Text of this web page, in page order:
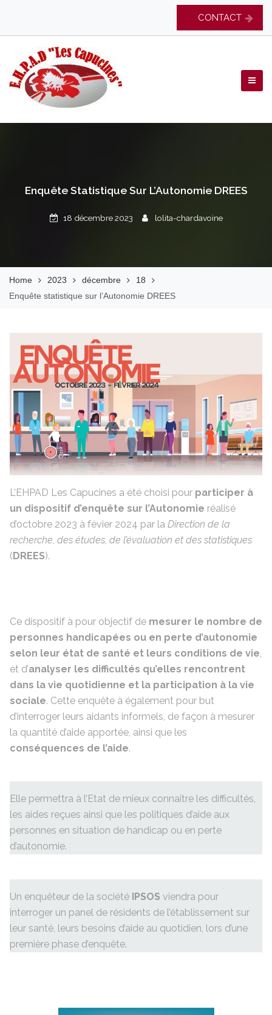
content
CONTACT
EHPAD Les Capucines
Enquête Statistique Sur L’Autonomie DREES
18 décembre 2023 lolita-chardavoine
Home 2023 décembre
18
Enquête statistique sur l’Autonomie DREES
L’EHPAD Les Capucines a été choisi pour participer à
un dispositif d’enquête sur l’Autonomie réalisé
d’octobre 2023 à févier 2024 par la Direction de la
recherche, des études, de l’évaluation et des statistiques
(DREES).
Ce dispositif à pour objectif de mesurer le nombre de
personnes handicapées ou en perte d’autonomie
selon leur état de santé et leurs conditions de vie,
et d’analyser les difficultés qu’elles rencontrent
dans la vie quotidienne et la participation à la vie
sociale. Cette enquête à également pour but
d’interroger leurs aidants informels, de façon à mesurer
la quantité d’aide apportée, ainsi que les
conséquences de l’aide.
Elle permettra à l’Etat de mieux connaître les difficultés,
les aides reçues ainsi que les politiques d’aide aux
personnes en situation de handicap ou en perte
d’autonomie.
Un enquêteur de la société IPSOS viendra pour
interroger un panel de résidents de l’établissement sur
leur santé, leurs besoins d’aide au quotidien, lors d’une
première phase d’enquête.